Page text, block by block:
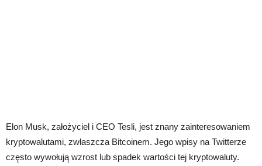
Elon Musk, założyciel i CEO Tesli, jest znany zainteresowaniem
kryptowalutami, zwłaszcza Bitcoinem. Jego wpisy na Twitterze
często wywołują wzrost lub spadek wartości tej kryptowaluty.